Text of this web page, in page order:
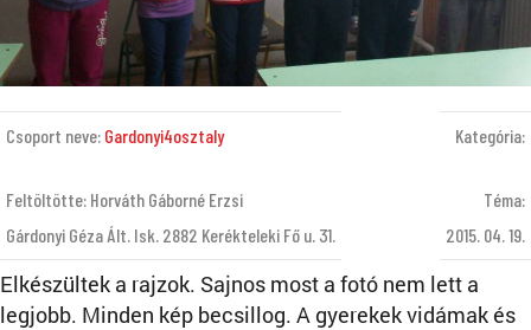
Csoport neve: Gardonyi4osztaly
Feltöltötte: Horváth Gáborné Erzsi
Gárdonyi Géza Ált. Isk. 2882 Kerékteleki Fő u. 31.
Kategória:
Téma:
2015. 04. 19.
Elkészültek a rajzok. Sajnos most a fotó nem lett a
legjobb. Minden kép becsillog. A gyerekek vidámak és